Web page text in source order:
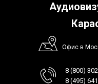
Офис в
8 (800)
8 (495)